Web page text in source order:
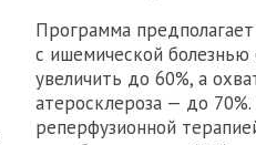
Программа
с ишемической болезнью
увеличить до 60%, а
атеросклероза — до
реперфузионной